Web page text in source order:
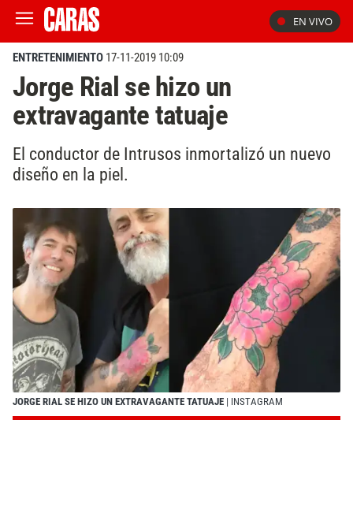
EN VIVO
ENTRETENIMIENTO 17-11-2019 10:09
Jorge Rial se hizo un
extravagante tatuaje
El conductor de Intrusos inmortalizó un nuevo
diseño en la piel.
JORGE RIAL SE HIZO UN EXTRAVAGANTE TATUAJE | INSTAGRAM